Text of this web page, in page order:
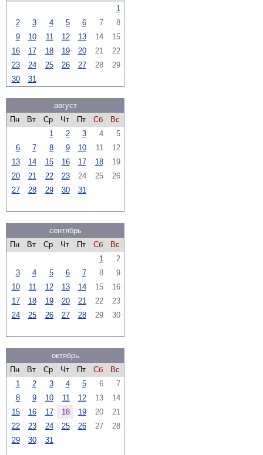
1
2
3 4 5 6 7
8
9
10 11 12 13 14
15
16
17 18 19 20 21
22
23
24 25 26 27 28
29
30
31
август
Пн
Вт Ср Чт Пт Сб
Вс
1
2 3 4
5
6
7 8 9 10 11
12
13
14 15 16 17 18
19
20
21 22 23 24 25
26
27
28 29 30 31
сентябрь
Пн
Вт Ср Чт Пт Сб
Вс
1
2
3
4 5 6 7 8
9
10
11 12 13 14 15
16
17
18 19 20 21 22
23
24
25 26 27 28 29 30
октябрь
Пн
Вт Ср Чт Пт Сб
Вс
1
2 3 4 5 6
7
8
9 10 11 12 13
14
15
16 17 18 19 20
21
22
23 24 25 26 27
28
29
30 31